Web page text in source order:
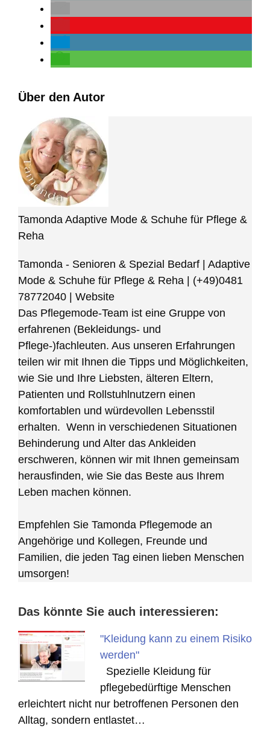
Über den Autor
Tamonda Adaptive Mode & Schuhe für Pflege &
Reha
Tamonda - Senioren & Spezial Bedarf | Adaptive
Mode & Schuhe für Pflege & Reha
(+49)0481
78772040
Website
Das Pflegemode-Team ist eine Gruppe von
erfahrenen (Bekleidungs- und
Pflege-)fachleuten. Aus unseren Erfahrungen
teilen wir mit Ihnen die Tipps und Möglichkeiten,
wie Sie und Ihre Liebsten, älteren Eltern,
Patienten und Rollstuhlnutzern einen
komfortablen und würdevollen Lebensstil
erhalten. Wenn in verschiedenen Situationen
Behinderung und Alter das Ankleiden
erschweren, können wir mit Ihnen gemeinsam
herausfinden, wie Sie das Beste aus Ihrem
Leben machen können.
Empfehlen Sie Tamonda Pflegemode an
Angehörige und Kollegen, Freunde und
Familien, die jeden Tag einen lieben Menschen
umsorgen!
Das könnte Sie auch interessieren:
"Kleidung kann zu einem Risiko
werden"
Spezielle Kleidung für
pflegebedürftige Menschen
erleichtert nicht nur betroffenen Personen den
Alltag, sondern entlastet…